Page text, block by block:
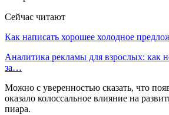
Сейчас читают
Как написать хорошее холодное
Аналитика рекламы для взрослых: как
за…
Можно с уверенностью сказать, что
оказало колоссальное влияние на
пиара.